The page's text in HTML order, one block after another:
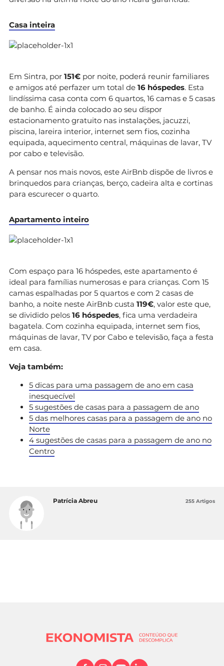
Casa inteira
Em Sintra, por 151€ por noite, poderá reunir familiares
e amigos até perfazer um total de 16 hóspedes. Esta
lindíssima casa conta com 6 quartos, 16 camas e 5 casas
de banho. É ainda colocado ao seu dispor
estacionamento gratuito nas instalações, jacuzzi,
piscina, lareira interior, internet sem fios, cozinha
equipada, aquecimento central, máquinas de lavar, TV
por cabo e televisão.
A pensar nos mais novos, este AirBnb dispõe de livros e
brinquedos para crianças, berço, cadeira alta e cortinas
para escurecer o quarto.
Apartamento inteiro
Com espaço para 16 hóspedes, este apartamento é
ideal para famílias numerosas e para crianças. Com 15
camas espalhadas por 5 quartos e com 2 casas de
banho, a noite neste AirBnb custa 119€, valor este que,
se dividido pelos 16 hóspedes, fica uma verdadeira
bagatela. Com cozinha equipada, internet sem fios,
máquinas de lavar, TV por Cabo e televisão, faça a festa
em casa.
Veja também:
5 dicas para uma passagem de ano em casa
inesquecível
5 sugestões de casas para a passagem de ano
5 das melhores casas para a passagem de ano no
Norte
4 sugestões de casas para a passagem de ano no
Centro
Patrícia Abreu 255 Artigos